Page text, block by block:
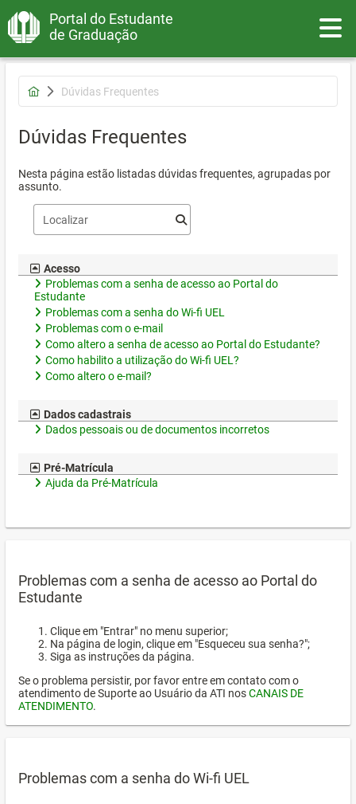
Portal do Estudante
de Graduação
Dúvidas Frequentes
Dúvidas Frequentes
Nesta página estão listadas dúvidas frequentes, agrupadas por
assunto.
Acesso
Problemas com a senha de acesso ao Portal do
Estudante
Problemas com a senha do Wi-fi UEL
Problemas com o e-mail
Como altero a senha de acesso ao Portal do Estudante?
Como habilito a utilização do Wi-fi UEL?
Como altero o e-mail?
Dados cadastrais
Dados pessoais ou de documentos incorretos
Pré-Matrícula
Ajuda da Pré-Matrícula
Problemas com a senha de acesso ao Portal do
Estudante
Clique em "Entrar" no menu superior;
Na página de login, clique em "Esqueceu sua senha?";
Siga as instruções da página.
Se o problema persistir, por favor entre em contato com o
atendimento de Suporte ao Usuário da ATI nosCANAIS DE
ATENDIMENTO.
Problemas com a senha do Wi-fi UEL